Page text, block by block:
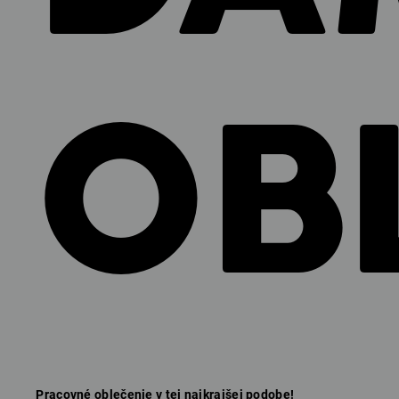
Pracovné oblečenie v tej najkrajšej podobe!